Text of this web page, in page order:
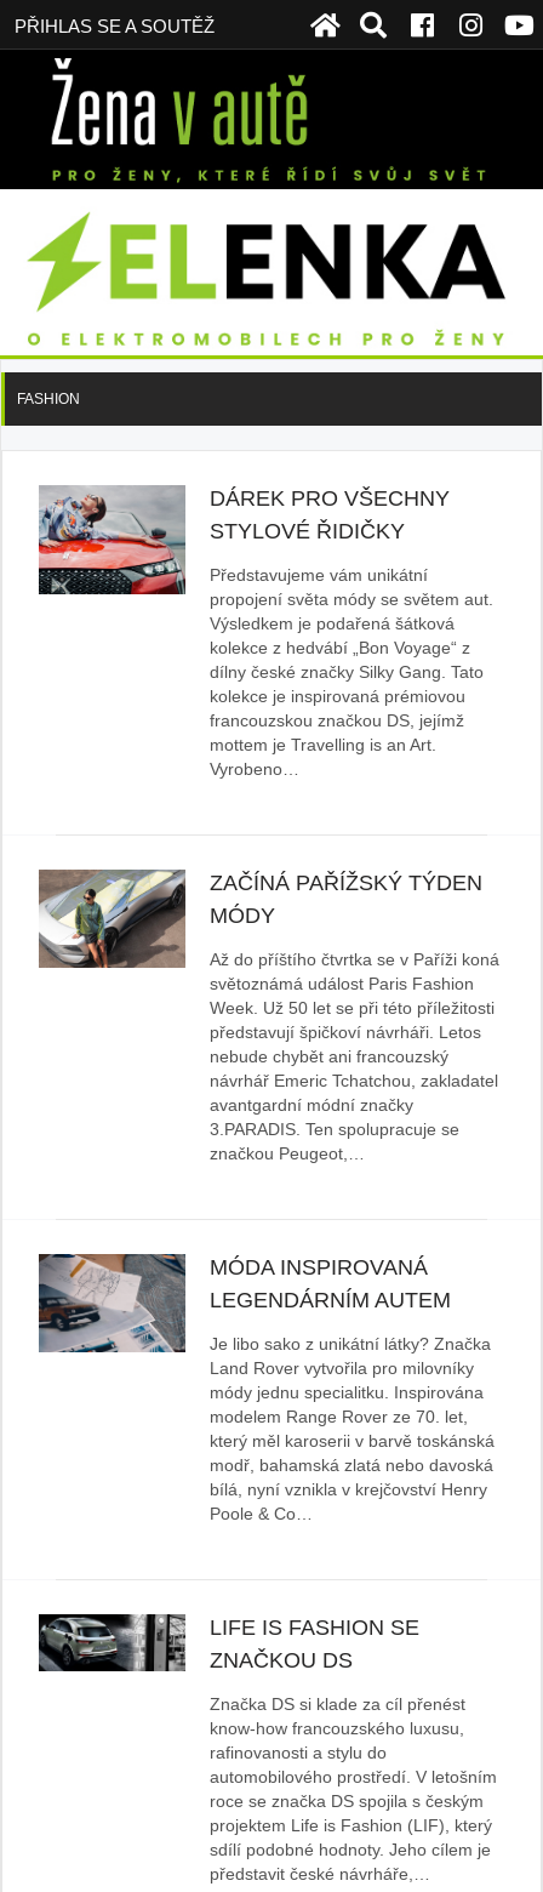
PŘIHLAS SE A SOUTĚŽ
FASHION
DÁREK PRO VŠECHNY
STYLOVÉ ŘIDIČKY
Představujeme vám unikátní
propojení světa módy se světem aut.
Výsledkem je podařená šátková
kolekce z hedvábí „Bon Voyage“ z
dílny české značky Silky Gang. Tato
kolekce je inspirovaná prémiovou
francouzskou značkou DS, jejímž
mottem je Travelling is an Art.
Vyrobeno…
ZAČÍNÁ PAŘÍŽSKÝ TÝDEN
MÓDY
Až do příštího čtvrtka se v Paříži koná
světoznámá událost Paris Fashion
Week. Už 50 let se při této příležitosti
představují špičkoví návrháři. Letos
nebude chybět ani francouzský
návrhář Emeric Tchatchou, zakladatel
avantgardní módní značky
3.PARADIS. Ten spolupracuje se
značkou Peugeot,…
MÓDA INSPIROVANÁ
LEGENDÁRNÍM AUTEM
Je libo sako z unikátní látky? Značka
Land Rover vytvořila pro milovníky
módy jednu specialitku. Inspirována
modelem Range Rover ze 70. let,
který měl karoserii v barvě toskánská
modř, bahamská zlatá nebo davoská
bílá, nyní vznikla v krejčovství Henry
Poole & Co…
LIFE IS FASHION SE
ZNAČKOU DS
Značka DS si klade za cíl přenést
know-how francouzského luxusu,
rafinovanosti a stylu do
automobilového prostředí. V letošním
roce se značka DS spojila s českým
projektem Life is Fashion (LIF), který
sdílí podobné hodnoty. Jeho cílem je
představit české návrháře,…